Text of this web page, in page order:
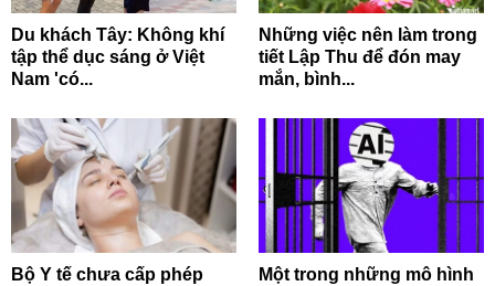
Du khách Tây: Không khí
tập thể dục sáng ở Việt
Nam 'có...
Những việc nên làm trong
tiết Lập Thu để đón may
mắn, bình...
Bộ Y tế chưa cấp phép
Một trong những mô hình